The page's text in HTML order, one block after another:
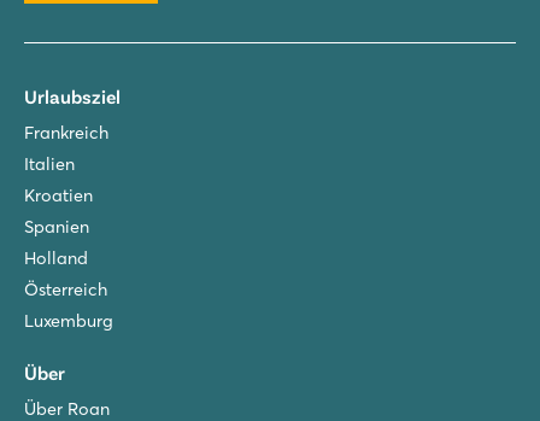
Urlaubsziel
Frankreich
Italien
Kroatien
Spanien
Holland
Österreich
Luxemburg
Über
Über Roan